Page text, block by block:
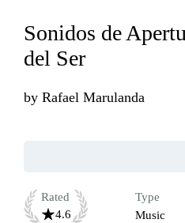
Sonidos de
del Ser
by Rafael Marulanda
Rated
4.6
Type
Music